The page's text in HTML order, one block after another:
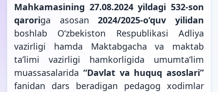
Mahkamasining 27.08.2024 yildagi 532-son
qaroriga asosan2024/2025-o‘quv yilidan
boshlab O‘zbekiston Respublikasi Adliya
vazirligi hamda Maktabgacha va maktab
ta’limi vazirligi hamkorligida umumta’lim
muassasalarida “Davlat va huquq asoslari”
fanidan dars beradigan pedagog xodimlar